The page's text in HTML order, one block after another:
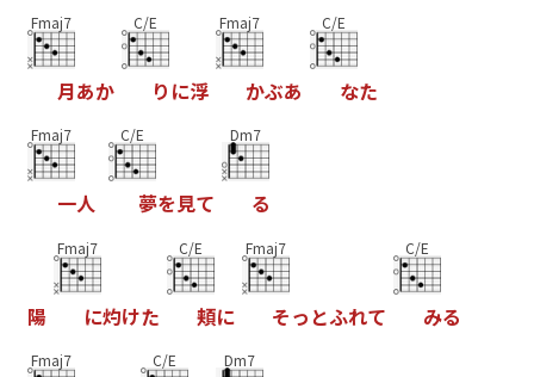
Fmaj7
月あか
C/E
り に浮
Fmaj7
かぶあ
C/E
なた
Fmaj7
一人
C/E
夢を見て
Dm7
る
陽
Fmaj7
に灼けた
C/E
頬に
Fmaj7
そっ とふれて
C/E
みる
Fmaj7 C/E Dm7